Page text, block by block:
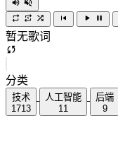
暂无歌词
分类
技术
1713
人工智能
11
后端
9